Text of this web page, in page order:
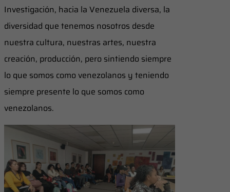
Investigación, hacia la Venezuela diversa, la
diversidad que tenemos nosotros desde
nuestra cultura, nuestras artes, nuestra
creación, producción, pero sintiendo siempre
lo que somos como venezolanos y teniendo
siempre presente lo que somos como
venezolanos.